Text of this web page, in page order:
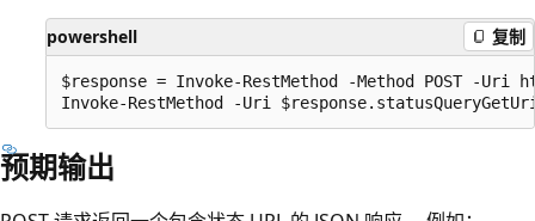
powershell 复制
$response = Invoke-RestMethod -Method POST -
预期输出